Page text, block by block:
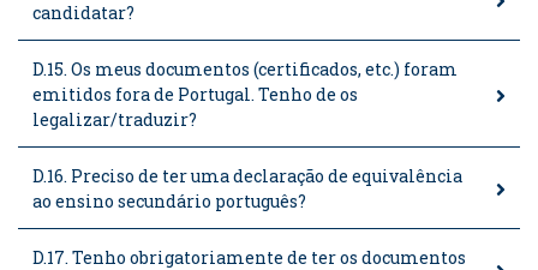
candidatar?
D.15. Os meus documentos (certificados, etc.) foram
emitidos fora de Portugal. Tenho de os
legalizar/traduzir?
D.16. Preciso de ter uma declaração de equivalência
ao ensino secundário português?
D.17. Tenho obrigatoriamente de ter os documentos